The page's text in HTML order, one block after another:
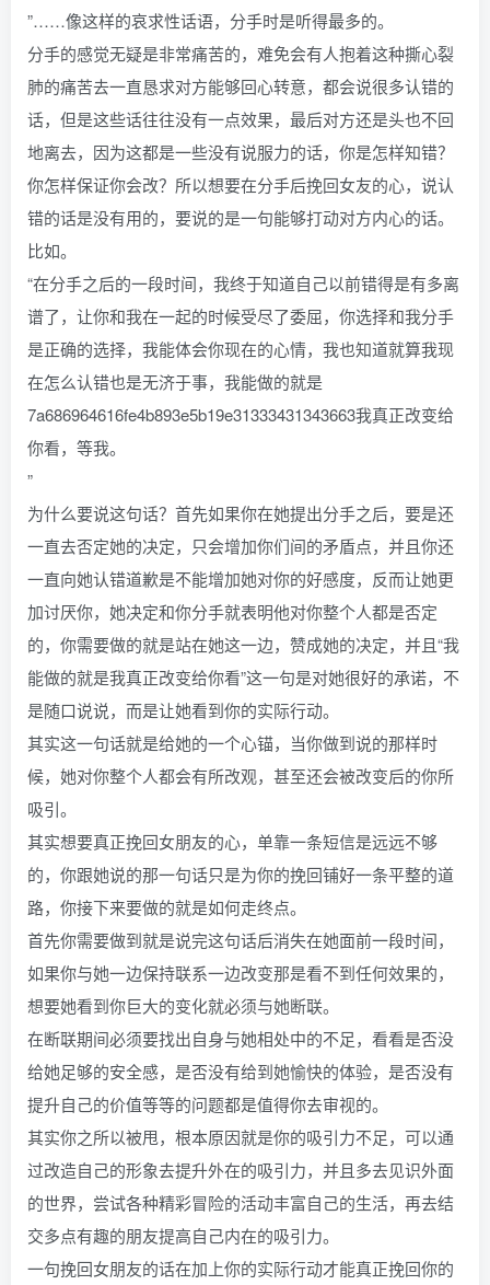
”……像这样的哀求性话语，分手时是听得最多的。
分手的感觉无疑是非常痛苦的，难免会有人抱着这种撕心裂
肺的痛苦去一直恳求对方能够回心转意，都会说很多认错的
话，但是这些话往往没有一点效果，最后对方还是头也不回
地离去，因为这都是一些没有说服力的话，你是怎样知错？
你怎样保证你会改？所以想要在分手后挽回女友的心，说认
错的话是没有用的，要说的是一句能够打动对方内心的话。
比如。
“在分手之后的一段时间，我终于知道自己以前错得是有多离
谱了，让你和我在一起的时候受尽了委屈，你选择和我分手
是正确的选择，我能体会你现在的心情，我也知道就算我现
在怎么认错也是无济于事，我能做的就是
7a686964616fe4b893e5b19e31333431343663我真正改变给
你看，等我。
”
为什么要说这句话？首先如果你在她提出分手之后，要是还
一直去否定她的决定，只会增加你们间的矛盾点，并且你还
一直向她认错道歉是不能增加她对你的好感度，反而让她更
加讨厌你，她决定和你分手就表明他对你整个人都是否定
的，你需要做的就是站在她这一边，赞成她的决定，并且“我
能做的就是我真正改变给你看”这一句是对她很好的承诺，不
是随口说说，而是让她看到你的实际行动。
其实这一句话就是给她的一个心锚，当你做到说的那样时
候，她对你整个人都会有所改观，甚至还会被改变后的你所
吸引。
其实想要真正挽回女朋友的心，单靠一条短信是远远不够
的，你跟她说的那一句话只是为你的挽回铺好一条平整的道
路，你接下来要做的就是如何走终点。
首先你需要做到就是说完这句话后消失在她面前一段时间，
如果你与她一边保持联系一边改变那是看不到任何效果的，
想要她看到你巨大的变化就必须与她断联。
在断联期间必须要找出自身与她相处中的不足，看看是否没
给她足够的安全感，是否没有给到她愉快的体验，是否没有
提升自己的价值等等的问题都是值得你去审视的。
其实你之所以被甩，根本原因就是你的吸引力不足，可以通
过改造自己的形象去提升外在的吸引力，并且多去见识外面
的世界，尝试各种精彩冒险的活动丰富自己的生活，再去结
交多点有趣的朋友提高自己内在的吸引力。
一句挽回女朋友的话在加上你的实际行动才能真正挽回你的